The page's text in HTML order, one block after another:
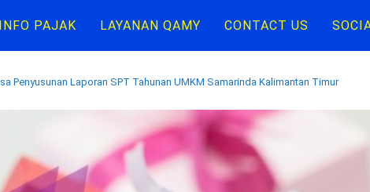
INFO PAJAK LAYANAN QAMY CONTACT US
Penyusunan Laporan SPT Tahunan UMKM Samarinda Kalimantan Timur